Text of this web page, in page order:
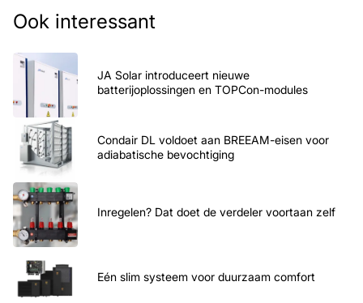
Ook interessant
JA Solar introduceert nieuwe
batterijoplossingen en TOPCon-modules
Condair DL voldoet aan BREEAM-eisen voor
adiabatische bevochtiging
Inregelen? Dat doet de verdeler voortaan zelf
Eén slim systeem voor duurzaam comfort